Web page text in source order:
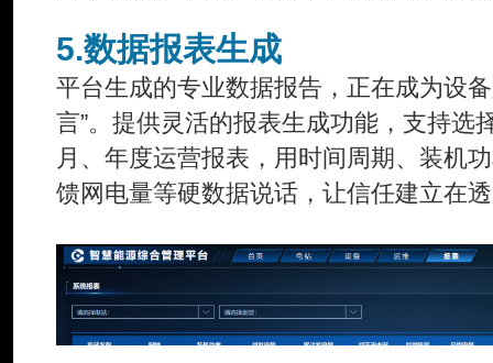
5.数据报表生成
平台生成的专业数据报告，正在成为设
言”。提供灵活的报表生成功能，支持选
月、年度运营报表，用时间周期、装机
馈网电量等硬数据说话，让信任建立在